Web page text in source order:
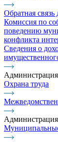
Обратная
Комиссия по
поведению
конфликта
Сведения о
Администрация
Охрана труда
Администрация